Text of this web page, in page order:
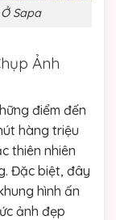
Sapa
Ảnh
điểm đến
hàng triệu
thiên nhiên
Đặc biệt, đây
hình ấn
ảnh đẹp